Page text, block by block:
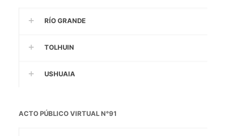
RÍO GRANDE
TOLHUIN
USHUAIA
ACTO PÚBLICO VIRTUAL N°91